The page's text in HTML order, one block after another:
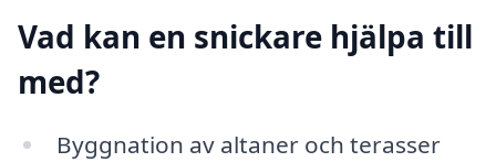
Vad kan en snickare hjälpa till
med?
Byggnation av altaner och terasser